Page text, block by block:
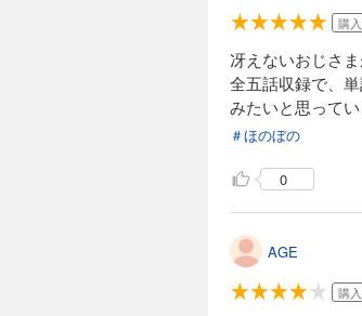
購
冴えないおじさ
全五話収録で、
みたいと思ってい
＃ほのぼの
0
AGE
購